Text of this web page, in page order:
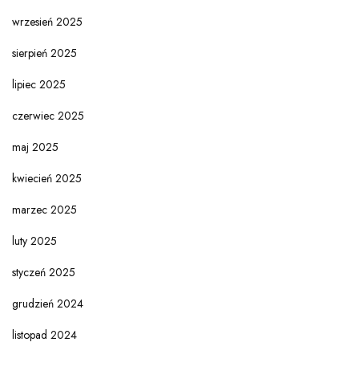
wrzesień 2025
sierpień 2025
lipiec 2025
czerwiec 2025
maj 2025
kwiecień 2025
marzec 2025
luty 2025
styczeń 2025
grudzień 2024
listopad 2024